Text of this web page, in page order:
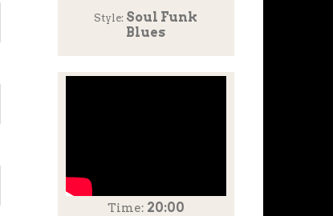
Style: Soul Funk
Blues
Time: 20:00